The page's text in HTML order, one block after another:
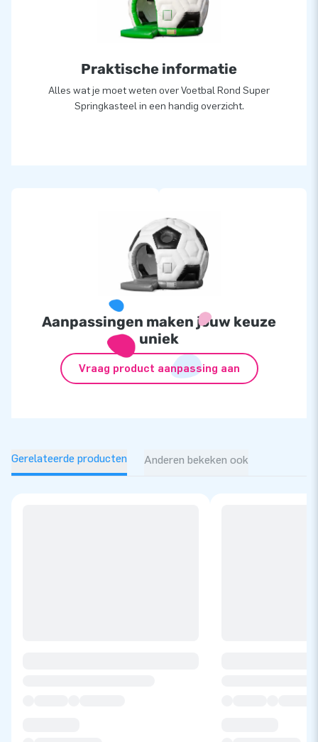
Praktische informatie
Alles wat je moet weten over Voetbal Rond Super
Springkasteel in een handig overzicht.
Aanpassingen maken jouw keuze
uniek
Vraag product aanpassing aan
Gerelateerde producten Anderen bekeken ook